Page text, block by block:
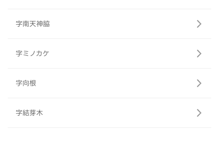
字南天神脇
字ミノカケ
字向根
字結芽木